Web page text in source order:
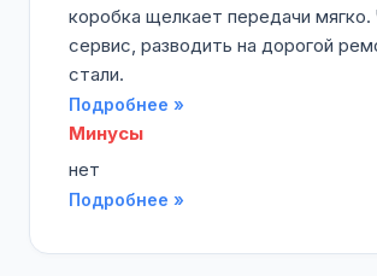
коробка щелкает передачи
сервис, разводить на дорогой
стали.
Подробнее »
Минусы
нет
Подробнее »